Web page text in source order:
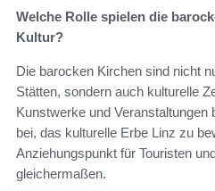
Welche Rolle spielen die
Kultur?
Die barocken Kirchen sind nicht
Stätten, sondern auch kulturelle
Kunstwerke und Veranstaltungen
bei, das kulturelle Erbe Linz zu
Anziehungspunkt für Touristen
gleichermaßen.